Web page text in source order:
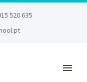
520 635